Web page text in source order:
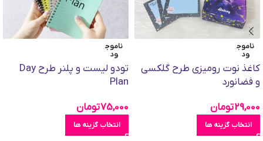
ناموج
ود
کاغذ نوت رومیزی طرح گلکسی
و فضانورد
29,000تومان
انتخاب گزینه ها
ناموج
ود
تودو لیست و پلنر طرح Day
Plan
75,000تومان
انتخاب گزینه ها